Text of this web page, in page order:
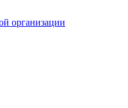
организации